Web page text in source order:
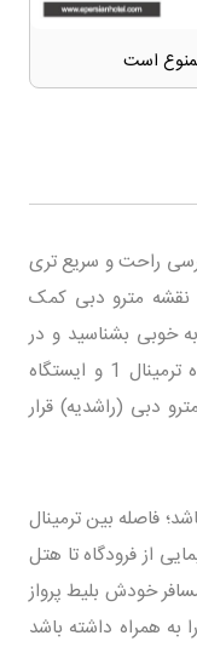
است
راحت و سریع تری
نقشه مترو دبی کمک
خوبی بشناسید و در
شهر سردرگم نشوید. به عنوان مثال ایستگاه ترمینال 1 و ایستگاه
مترو دبی (راشدیه) قرار
فاصله بین ترمینال
از فرودگاه تا هتل
خودش بلیط پرواز
به همراه داشته باشد